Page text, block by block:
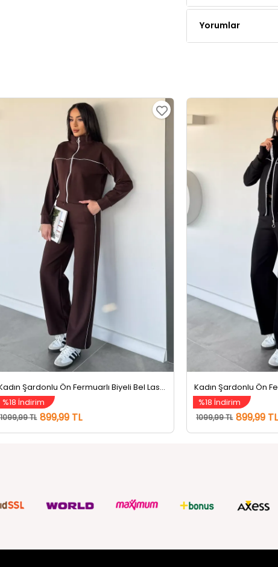
Kadın Şardonlu Ön Fermuarlı Biyeli Bel Lastikli Eşofman Takımı Kahve
%18 İndirim
1099,99 TL 899,99 TL
%18 İndirim
1099,99 TL 899,99 TL
HİZMETLERİ
SOSYAL